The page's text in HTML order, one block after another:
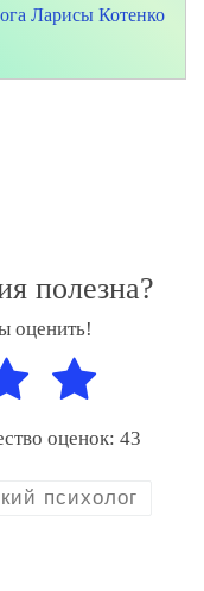
Ларисы Котенко
полезна?
оценить!
оценок: 43
психолог